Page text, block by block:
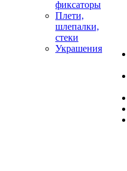
фиксаторы
Плети,
шлепалки,
стеки
Украшения